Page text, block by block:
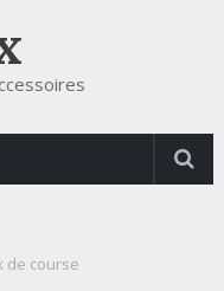
de course